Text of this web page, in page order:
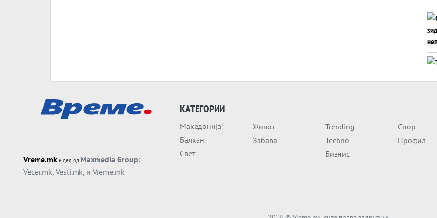
Vreme.mk е дел од Maxmedia Group:
Vecer.mk, Vesti.mk, и Vreme.mk
КАТЕГОРИИ
Македонија
Балкан
Свет
Живот
Забава
Trending
Techno
Бизнис
Спорт
Профил